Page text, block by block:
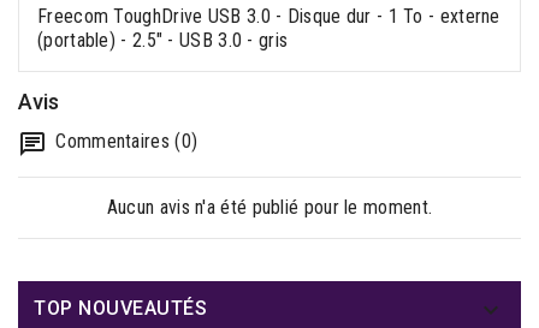
Freecom ToughDrive USB 3.0 - Disque dur - 1 To - externe
(portable) - 2.5" - USB 3.0 - gris
Avis
Commentaires (0)
Aucun avis n'a été publié pour le moment.
TOP NOUVEAUTÉS 